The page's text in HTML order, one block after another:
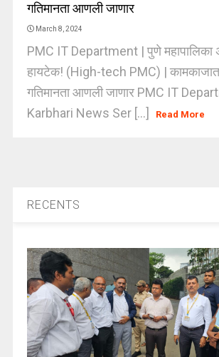
गतिमानता आणली जाणार
March 8, 2024
PMC IT Department | पुणे महापालिका
हायटेक! (High-tech PMC) |
गतिमानता आणली जाणार PMC IT
Karbhari News Ser [...]
Read More
RECENTS